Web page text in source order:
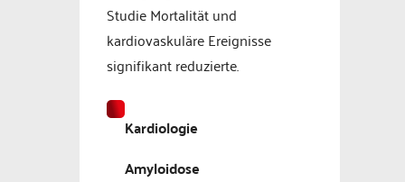
Studie Mortalität und
kardiovaskuläre Ereignisse
signifikant reduzierte.
Kardiologie
Amyloidose